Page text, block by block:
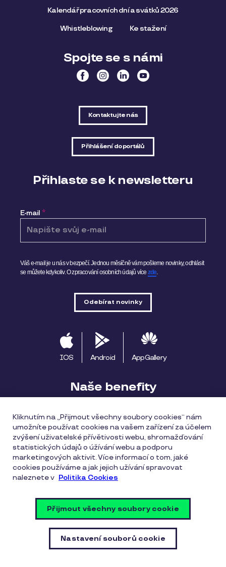
Kalendář pracovních dní a svátků 2026
Whistleblowing Ke stažení
Spojte se s námi
Kontaktujte nás
Přihlášení do portálů
Přihlaste se k newsletteru
E-mail *
Váš e-mail je u nás v bezpečí. Jednou měsíčně vám pošleme novinky, odhlásit
se můžete kdykoliv. O zpracování osobních údajů více zde.
IOS Android AppGallery
Naše benefity
Apple Pay Pluxee Cestuj Pluxee Rozvoz
Katalog provozoven
Všeobecné obchodní podmínky
Zásady ochrany osobních údajů Zásady cookies
Vulnerability Disclosure Policy
Nastavení souborů cookie
Kliknutím na „Přijmout všechny soubory cookies“ nám
umožníte používat cookies na vašem zařízení za účelem
zvýšení uživatelské přívětivosti webu, shromažďování
statistických údajů o úžívání webu a podporu
marketingových aktivit. Více informací o tom, jaké
cookies používáme a jak jejich užívání spravovat
naleznete v Politika Cookies
Nastavení souborů cookie
Přijmout všechny soubory cookie